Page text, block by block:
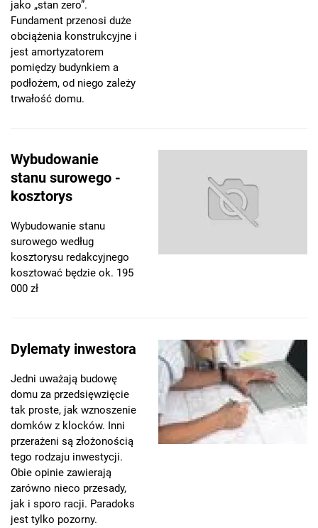
jako „stan zero”.
Fundament przenosi duże
obciążenia konstrukcyjne i
jest amortyzatorem
pomiędzy budynkiem a
podłożem, od niego zależy
trwałość domu.
Wybudowanie
stanu surowego -
kosztorys
Wybudowanie stanu
surowego według
kosztorysu redakcyjnego
kosztować będzie ok. 195
000 zł
Dylematy inwestora
Jedni uważają budowę
domu za przedsięwzięcie
tak proste, jak wznoszenie
domków z klocków. Inni
przerażeni są złożonością
tego rodzaju inwestycji.
Obie opinie zawierają
zarówno nieco przesady,
jak i sporo racji. Paradoks
jest tylko pozorny.